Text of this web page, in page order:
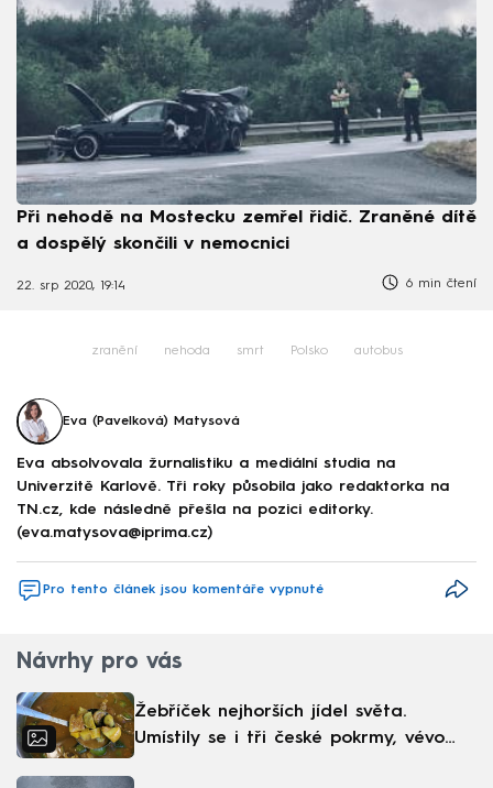
Při nehodě na Mostecku zemřel řidič. Zraněné dítě
a dospělý skončili v nemocnici
22. srp 2020, 19:14 6 min čtení
zranění nehoda smrt Polsko autobus
Eva (Pavelková) Matysová
Eva absolvovala žurnalistiku a mediální studia na
Univerzitě Karlově. Tři roky působila jako redaktorka na
TN.cz, kde následně přešla na pozici editorky.
(eva.matysova@iprima.cz)
Pro tento článek jsou komentáře vypnuté
Návrhy pro vás
Žebříček nejhorších jídel světa.
Umístily se i tři české pokrmy, vévodí